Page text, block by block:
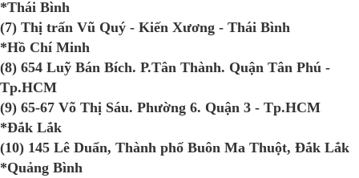
*Thái Bình
(7) Thị trấn Vũ Quý - Kiến Xương - Thái Bình
*Hồ Chí Minh
(8) 654 Luỹ Bán Bích. P.Tân Thành. Quận Tân Phú -
Tp.HCM
(9) 65-67 Võ Thị Sáu. Phường 6. Quận 3 - Tp.HCM
*Đắk Lắk
(10) 145 Lê Duẩn, Thành phố Buôn Ma Thuột, Đắk Lắk
*Quảng Bình